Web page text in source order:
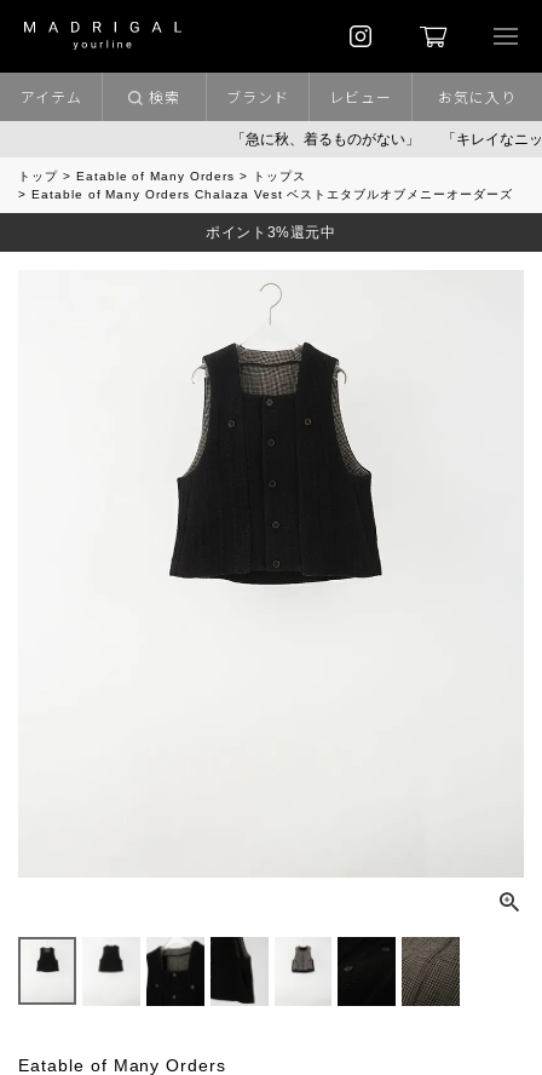
「急に秋、着るものがない」 「キレイなニット」
アイテム 検索 ブランド レビュー お気に入り
トップ Eatable of Many Orders
トップス
Eatable of Many Orders Chalaza Vest ベストエタブルオブメニーオーダーズ
ポイント3%還元中
Eatable of Many Orders